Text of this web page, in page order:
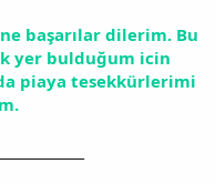
başarılar dilerim. Bu
yer bulduğum icin
piaya tesekkürlerimi